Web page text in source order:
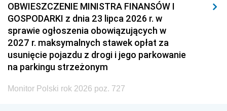
OBWIESZCZENIE MINISTRA FINANSÓW I
GOSPODARKI z dnia 23 lipca 2026 r. w
sprawie ogłoszenia obowiązujących w
2027 r. maksymalnych stawek opłat za
usunięcie pojazdu z drogi i jego parkowanie
na parkingu strzeżonym
Monitor Polski rok 2026 poz. 727